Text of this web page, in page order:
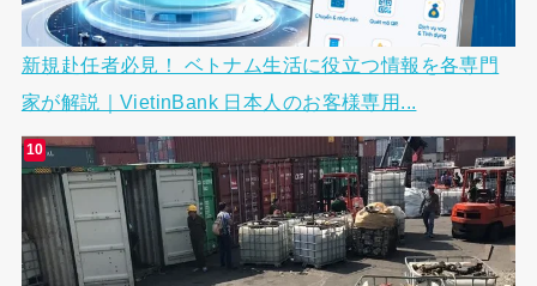
新規赴任者必見！ ベトナム生活に役立つ情報を各専門
家が解説｜VietinBank 日本人のお客様専用...